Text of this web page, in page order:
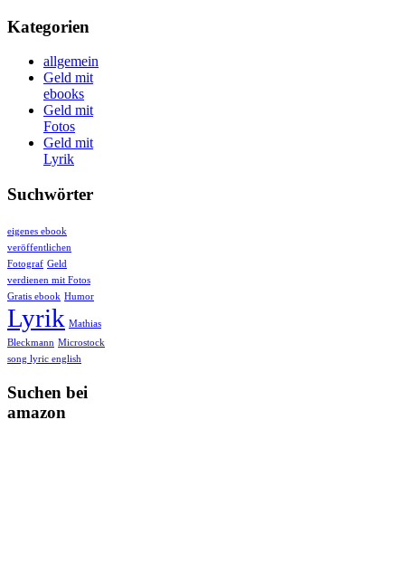
Kategorien
allgemein
Geld mit
ebooks
Geld mit
Fotos
Geld mit
Lyrik
Suchwörter
eigenes ebook
veröffentlichen
Fotograf Geld
verdienen mit Fotos
Gratis ebook Humor
Lyrik Mathias
Bleckmann Microstock
song lyric english
Suchen bei
amazon